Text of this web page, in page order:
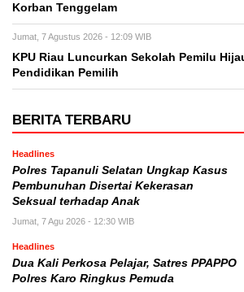
Korban Tenggelam
Jumat, 7 Agustus 2026 - 12:09 WIB
KPU Riau Luncurkan Sekolah Pemilu
Pendidikan Pemilih
BERITA TERBARU
Headlines
Polres Tapanuli Selatan Ungkap Kasus
Pembunuhan Disertai Kekerasan
Seksual terhadap Anak
Jumat, 7 Agu 2026 - 12:30 WIB
Headlines
Dua Kali Perkosa Pelajar, Satres PPAPPO
Polres Karo Ringkus Pemuda